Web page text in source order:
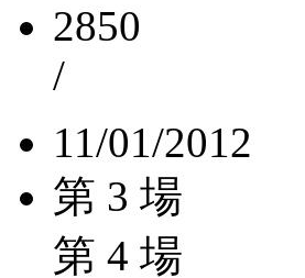
2850
/
11/01/2012
第 3 場
第 4 場